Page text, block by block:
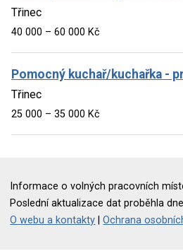
Třinec
40 000 – 60 000 Kč
Pomocný kuchař/kuchařka -
Třinec
25 000 – 35 000 Kč
Informace o volných pracovních
Poslední aktualizace dat proběhla
O webu a kontakty |Ochrana